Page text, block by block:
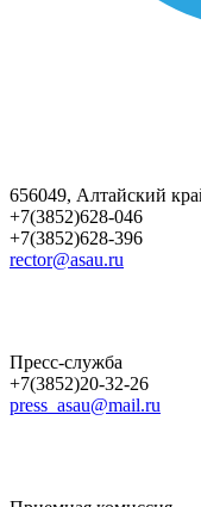
656049, Алтайский
+7(3852)628-046
+7(3852)628-396
rector@asau.ru
Пресс-служба
+7(3852)20-32-26
press_asau@mail.ru